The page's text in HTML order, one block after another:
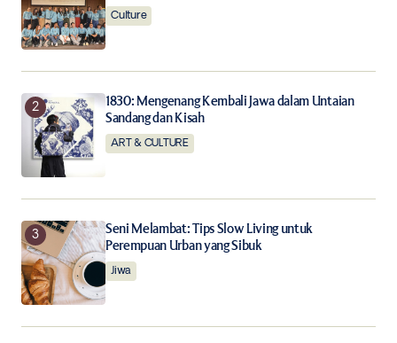
Culture
1830: Mengenang Kembali Jawa dalam Untaian
Sandang dan Kisah
ART & CULTURE
Seni Melambat: Tips Slow Living untuk
Perempuan Urban yang Sibuk
Jiwa